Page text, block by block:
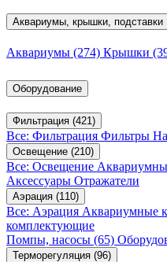
Аквариумы, крышки, подставки
Аквариумы (274) Крышки
Оборудование
Фильтрация (421)
Все: Фильтрация Фильтры
Освещение (210)
Все: Освещение
Аксессуары Отражатели
Аэрация (110)
Все: Аэрация Аквариумные
комплектующие
Помпы, насосы (65)
Терморегуляция (96)